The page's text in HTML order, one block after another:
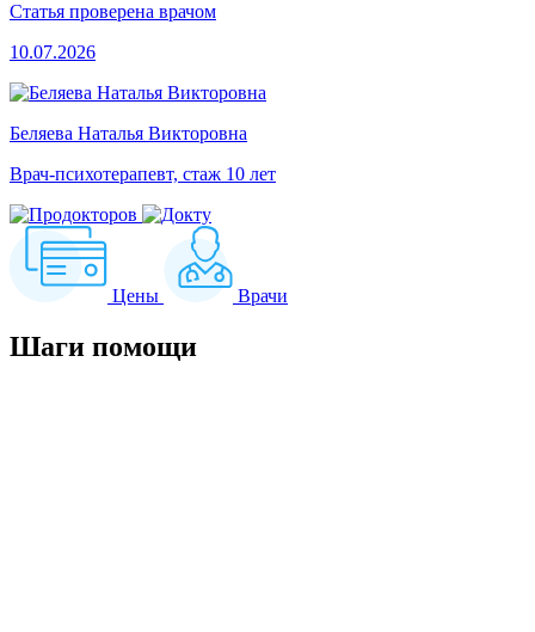
Статья проверена врачом
10.07.2026
Беляева Наталья Викторовна
Врач-психотерапевт, стаж 10 лет
Цены Врачи
Шаги помощи